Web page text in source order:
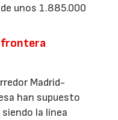
unos 1.885.000
frontera
Madrid-
han supuesto
la línea